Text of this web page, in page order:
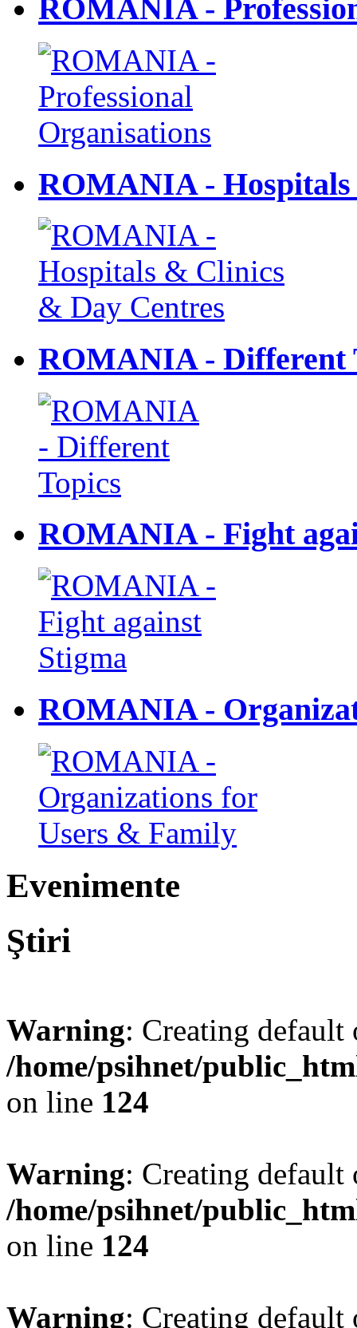
ROMANIA -
ROMANIA -
ROMANIA - Different
ROMANIA - Fight
ROMANIA -
Evenimente
Ştiri
Warning: Creating
/home/psihnet/
on line 124
Warning: Creating
/home/psihnet/
on line 124
Warning: Creating